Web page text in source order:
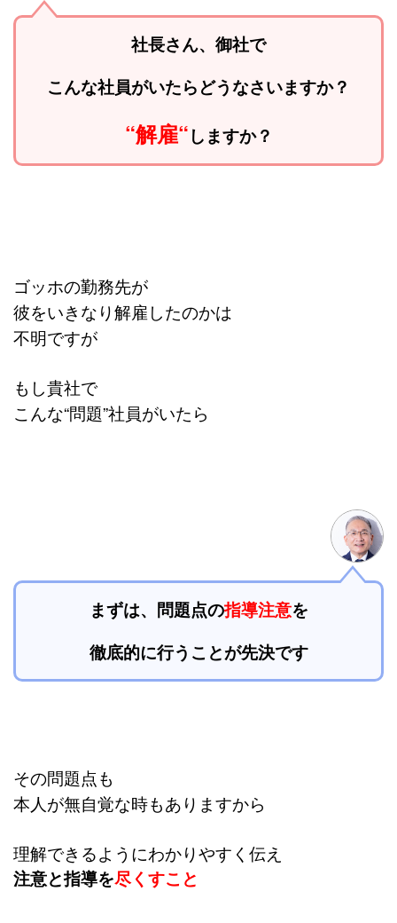
社長さん、御社で
こんな社員がいたらどうなさいますか？
“解雇“しますか？
ゴッホの勤務先が
彼をいきなり解雇したのかは
不明ですが
もし貴社で
こんな“問題”社員がいたら
まずは、問題点の指導注意を
徹底的に行うことが先決です
その問題点も
本人が無自覚な時もありますから
理解できるようにわかりやすく伝え
注意と指導を尽くすこと